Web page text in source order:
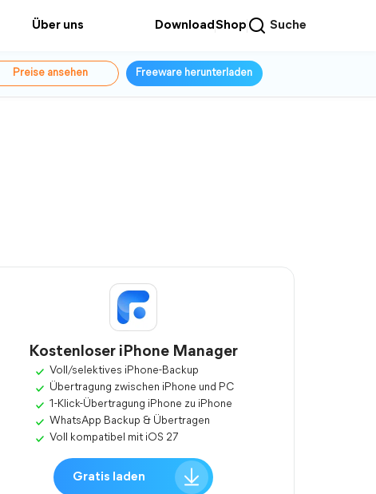
Über uns DownloadShop Suche
Preise ansehen Freeware herunterladen
Kostenloser iPhone Manager
Voll/selektives iPhone-Backup
Übertragung zwischen iPhone und PC
1-Klick-Übertragung iPhone zu iPhone
WhatsApp Backup & Übertragen
Voll kompatibel mit iOS 27
Gratis laden